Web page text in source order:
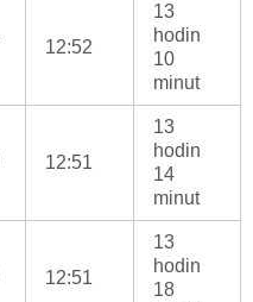
12:52
13
hodin
10
minut
12:51
13
hodin
14
minut
12:51
13
hodin
18